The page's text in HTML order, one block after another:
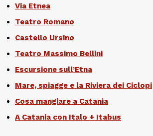
Via Etnea
Teatro Romano
Castello Ursino
Teatro Massimo Bellini
Escursione sull’Etna
Mare, spiagge e la Riviera dei Ciclopi
Cosa mangiare a Catania
A Catania con Italo + Itabus